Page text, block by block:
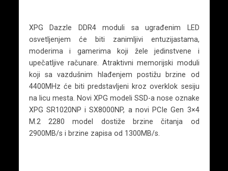
XPG Dazzle DDR4 moduli sa ugrađenim LED
osvetljenjem će biti zanimljivi entuzijastama,
moderima i gamerima koji žele jedinstvene i
upečatljive računare. Atraktivni memorijski moduli
koji sa vazdušnim hlađenjem postižu brzine od
4400MHz će biti predstavljeni kroz overklok sesiju
na licu mesta. Novi XPG modeli SSD-a nose oznake
XPG SR1020NP i SX8000NP, a novi PCIe Gen 3×4
M.2 2280 model dostiže brzine čitanja od
2900MB/s i brzine zapisa od 1300MB/s.